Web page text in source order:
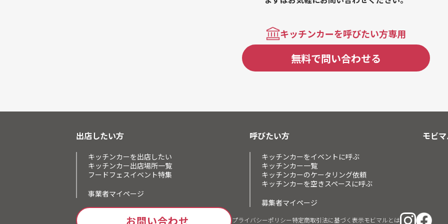
キッチンカーを呼びたい方専用
無料で問い合わせる
出店したい方
キッチンカーを出店したい
キッチンカー出店場所一覧
フードフェスイベント特集
事業者マイページ
呼びたい方
キッチンカーをイベントに呼ぶ
キッチンカー一覧
キッチンカーのケータリング依頼
キッチンカーを空きスペースに呼ぶ
募集者マイページ
モビ
お問い合わせ プライバシーポリシー特定商取引法に基づく表示モビマルとは